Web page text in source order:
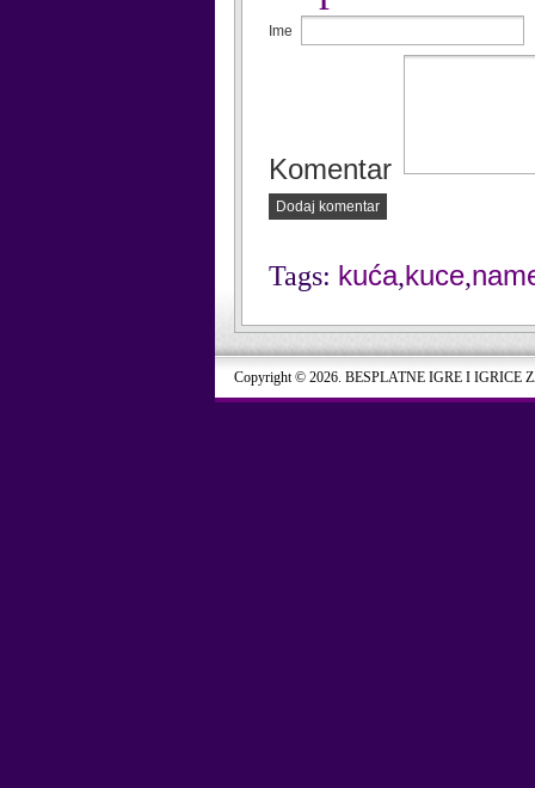
Ime
Komentar
Dodaj komentar
Tags: kuća,kuce,
Copyright © 2026. BESPLATNE IGRE I IGRICE